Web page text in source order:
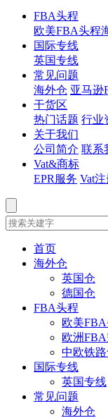
FBA头程
欧美FBA头程
国际专线
英国专线
常见问题
海外仓 亚马逊
干货区
热门话题 行业
关于我们
公司简介 联系
Vat&商标
EPR服务 Vat
首页
海外仓
英国仓
德国仓
FBA头程
欧美
欧洲
中欧铁
国际专线
英国专线
常见问题
海外仓